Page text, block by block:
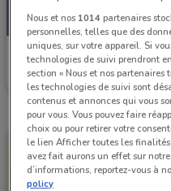
Monoprix
Valable jusqu'au 06/09
Nous et nos 1014partenaires
personnelles, telles que des
uniques, sur votre appareil. Si
technologies de suivi prendront
section « Nous et nos partenaires
les technologies de suivi sont
contenus et annonces qui vous
pour vous. Vous pouvez faire
choix ou pour retirer votre
le lien Afficher toutes les finalités
avez fait aurons un effet sur
d’informations, reportez-vous à
policy